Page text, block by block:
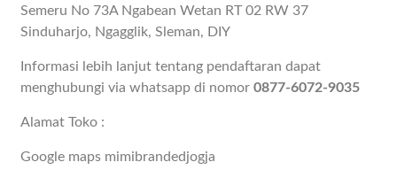
Semeru No 73A Ngabean Wetan RT 02 RW 37
Sinduharjo, Ngagglik, Sleman, DIY
Informasi lebih lanjut tentang pendaftaran dapat
menghubungi via whatsapp di nomor0877-6072-9035
Alamat Toko :
Google maps mimibrandedjogja